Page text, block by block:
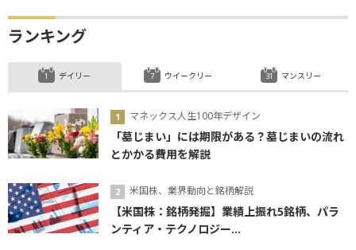
ランキング
デイリー
マネックス人生100年デザイン
「墓じまい」には期限がある？墓じまいの流れ
とかかる費用を解説
米国株、業界動向と銘柄解説
【米国株：銘柄発掘】業績上振れ5銘柄、パラ
ンティア・テクノロジー...
ウイークリー マンスリー